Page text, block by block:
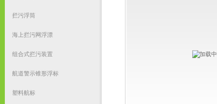
拦污浮筒
海上拦污网浮漂
组合式拦污装置
航道警示锥形浮标
塑料航标